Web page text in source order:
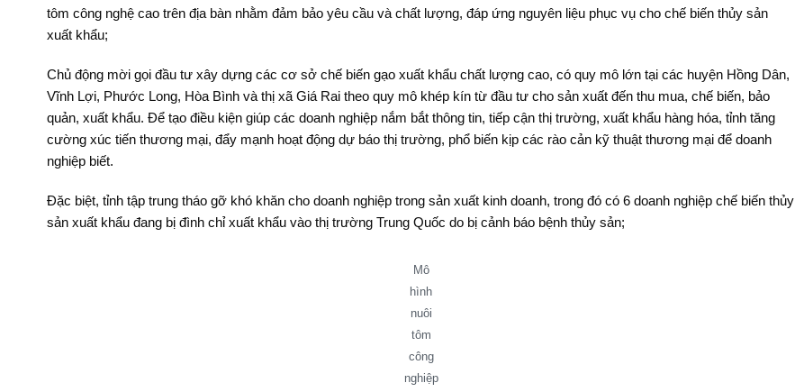
tôm công nghệ cao trên địa bàn nhằm đảm bảo yêu cầu và chất lượng, đáp ứng nguyên liệu phục vụ cho chế biến thủy sản
xuất khẩu;
Chủ động mời gọi đầu tư xây dựng các cơ sở chế biến gạo xuất khẩu chất lượng cao, có quy mô lớn tại các huyện Hồng Dân,
Vĩnh Lợi, Phước Long, Hòa Bình và thị xã Giá Rai theo quy mô khép kín từ đầu tư cho sản xuất đến thu mua, chế biến, bảo
quản, xuất khẩu. Để tạo điều kiện giúp các doanh nghiệp nắm bắt thông tin, tiếp cận thị trường, xuất khẩu hàng hóa, tỉnh tăng
cường xúc tiến thương mại, đẩy mạnh hoạt động dự báo thị trường, phổ biến kịp các rào cản kỹ thuật thương mại để doanh
nghiệp biết.
Đặc biệt, tỉnh tập trung tháo gỡ khó khăn cho doanh nghiệp trong sản xuất kinh doanh, trong đó có 6 doanh nghiệp chế biến thủy
sản xuất khẩu đang bị đình chỉ xuất khẩu vào thị trường Trung Quốc do bị cảnh báo bệnh thủy sản;
Mô
hình
nuôi
tôm
công
nghiệp